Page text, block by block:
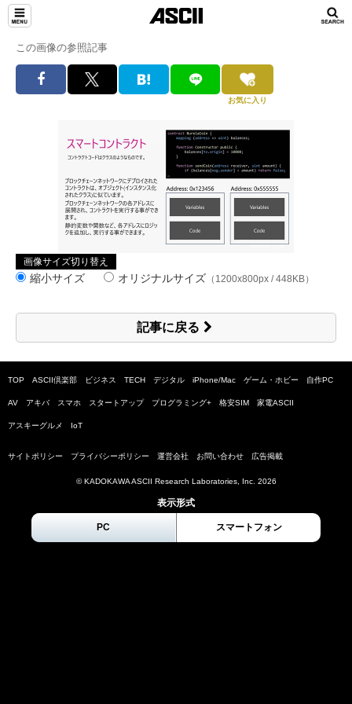
この画像の参照記事
お気に入り
画像サイズ切り替え
縮小サイズ オリジナルサイズ （1200x800px / 448KB）
記事に戻る
TOP ASCII倶楽部 ビジネス TECH デジタル iPhone/Mac ゲーム・ホビー 自作PC
AV アキバ スマホ スタートアップ プログラミング+ 格安SIM 家電ASCII
アスキーグルメ IoT
サイトポリシー プライバシーポリシー 運営会社 お問い合わせ 広告掲載
© KADOKAWA ASCII Research Laboratories, Inc. 2026
表示形式
PC スマートフォン